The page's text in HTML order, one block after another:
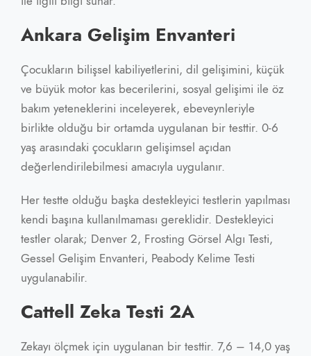
Ankara Gelişim Envanteri
Çocukların bilişsel kabiliyetlerini, dil gelişimini, küçük
ve büyük motor kas becerilerini, sosyal gelişimi ile öz
bakım yeteneklerini inceleyerek, ebeveynleriyle
birlikte olduğu bir ortamda uygulanan bir testtir. 0-6
yaş arasındaki çocukların gelişimsel açıdan
değerlendirilebilmesi amacıyla uygulanır.
Her testte olduğu başka destekleyici testlerin yapılması
kendi başına kullanılmaması gereklidir. Destekleyici
testler olarak; Denver 2, Frosting Görsel Algı Testi,
Gessel Gelişim Envanteri, Peabody Kelime Testi
uygulanabilir.
Cattell Zeka Testi 2A
Zekayı ölçmek için uygulanan bir testtir. 7,6 – 14,0 yaş